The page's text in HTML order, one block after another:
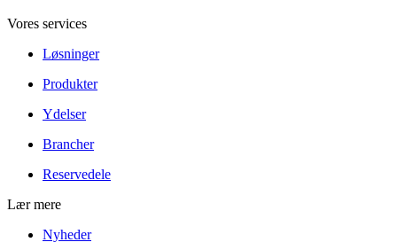
Vores services
Løsninger
Produkter
Ydelser
Brancher
Reservedele
Lær mere
Nyheder